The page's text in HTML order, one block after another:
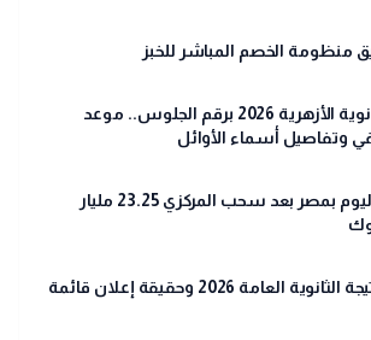
منظومة الخصم المباشر للخبز
رابط نتيجة الثانوية الأزهرية 2026 برقم الجلوس.. موعد
وتفاصيل أسماء الأوائل
سعر الدولار اليوم بمصر بعد سحب المركزي 23.25 مليار
موعد حسم نتيجة الثانوية العامة 2026 وحقيقة إعلان قائمة